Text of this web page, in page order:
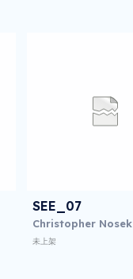
SEE_07
Christopher Nosek
未上架